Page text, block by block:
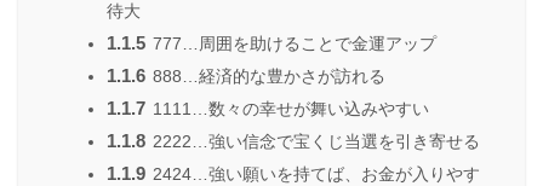
待大
1.1.5 777…周囲を助けることで金運アップ
1.1.6 888…経済的な豊かさが訪れる
1.1.7 1111…数々の幸せが舞い込みやすい
1.1.8 2222…強い信念で宝くじ当選を引き寄せる
1.1.9 2424…強い願いを持てば、お金が入りやす